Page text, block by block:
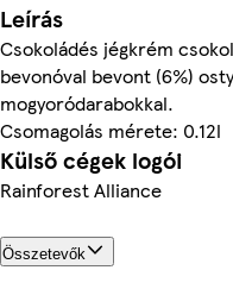
Leírás
Csokoládés jégkrém
bevonóval bevont (6%)
mogyoródarabokkal.
Csomagolás mérete: 0.12l
Külső cégek logói
Rainforest Alliance
Összetevők